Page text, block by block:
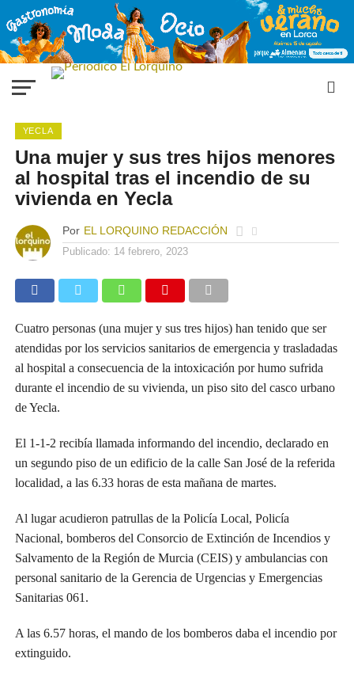
YECLA
Una mujer y sus tres hijos menores
al hospital tras el incendio de su
vivienda en Yecla
Por EL LORQUINO REDACCIÓN
Publicado: 14 febrero, 2023
Cuatro personas (una mujer y sus tres hijos) han tenido que ser
atendidas por los servicios sanitarios de emergencia y trasladadas
al hospital a consecuencia de la intoxicación por humo sufrida
durante el incendio de su vivienda, un piso sito del casco urbano
de Yecla.
El 1-1-2 recibía llamada informando del incendio, declarado en
un segundo piso de un edificio de la calle San José de la referida
localidad, a las 6.33 horas de esta mañana de martes.
Al lugar acudieron patrullas de la Policía Local, Policía
Nacional, bomberos del Consorcio de Extinción de Incendios y
Salvamento de la Región de Murcia (CEIS) y ambulancias con
personal sanitario de la Gerencia de Urgencias y Emergencias
Sanitarias 061.
A las 6.57 horas, el mando de los bomberos daba el incendio por
extinguido.